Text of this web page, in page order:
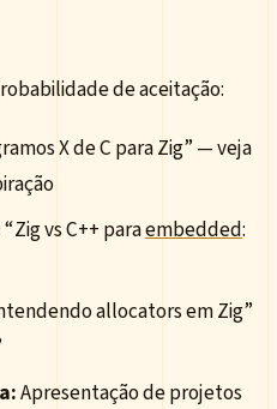
de aceitação:
X de C para Zig” — veja
“Zig vs C++ paraembedded:
allocators em Zig”
Apresentação de projetos